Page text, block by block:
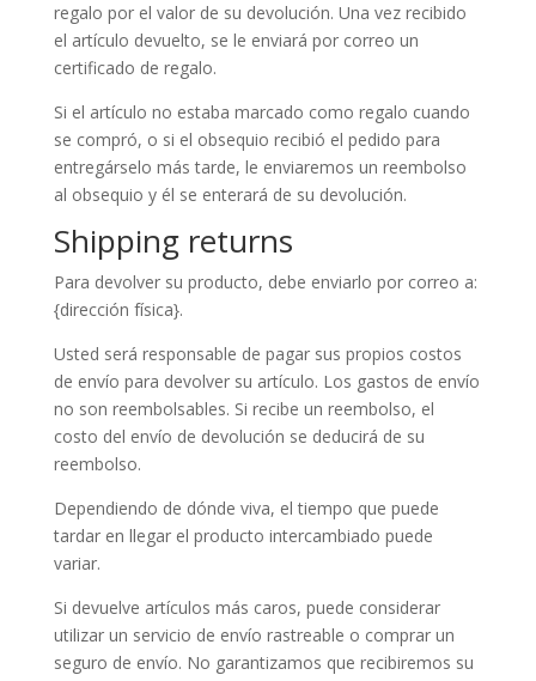
regalo por el valor de su devolución. Una vez recibido
el artículo devuelto, se le enviará por correo un
certificado de regalo.
Si el artículo no estaba marcado como regalo cuando
se compró, o si el obsequio recibió el pedido para
entregárselo más tarde, le enviaremos un reembolso
al obsequio y él se enterará de su devolución.
Shipping returns
Para devolver su producto, debe enviarlo por correo a:
{dirección física}.
Usted será responsable de pagar sus propios costos
de envío para devolver su artículo. Los gastos de envío
no son reembolsables. Si recibe un reembolso, el
costo del envío de devolución se deducirá de su
reembolso.
Dependiendo de dónde viva, el tiempo que puede
tardar en llegar el producto intercambiado puede
variar.
Si devuelve artículos más caros, puede considerar
utilizar un servicio de envío rastreable o comprar un
seguro de envío. No garantizamos que recibiremos su